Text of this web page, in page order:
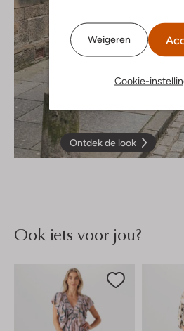
Weigeren
Cookie-
Ontdek de look
Ook iets voor jou?